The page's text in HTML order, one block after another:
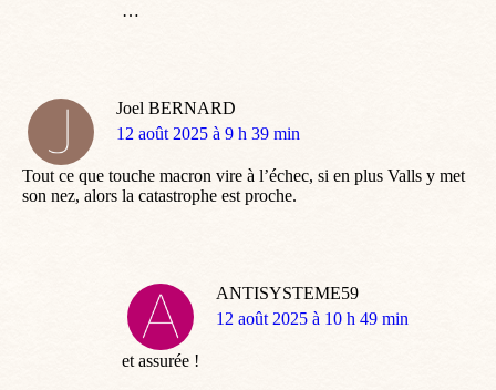
…
Joel BERNARD
dit
12 août 2025 à 9 h 39 min
Tout ce que touche macron vire à l’échec, si en plus Valls y met
son nez, alors la catastrophe est proche.
ANTISYSTEME59
dit
12 août 2025 à 10 h 49 min
et assurée !